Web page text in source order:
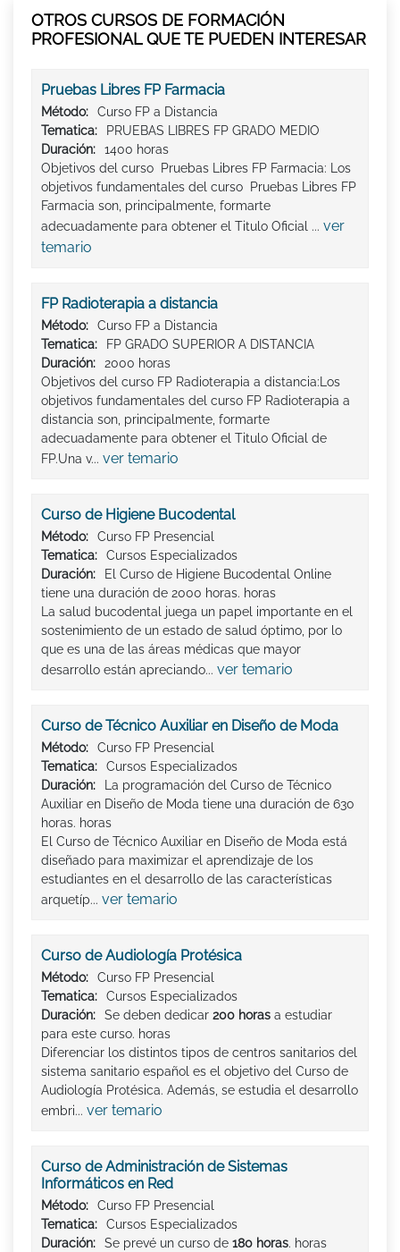
OTROS CURSOS DE FORMACIÓN
PROFESIONAL QUE TE PUEDEN INTERESAR
Pruebas Libres FP Farmacia
Método:
Curso FP a Distancia
Tematica:
PRUEBAS LIBRES FP GRADO MEDIO
Duración:
1400 horas
Objetivos del curso Pruebas Libres FP Farmacia: Los
objetivos fundamentales del curso Pruebas Libres FP
Farmacia son, principalmente, formarte
adecuadamente para obtener el Titulo Oficial ... ver
temario
FP Radioterapia a distancia
Método:
Curso FP a Distancia
Tematica:
FP GRADO SUPERIOR A DISTANCIA
Duración:
2000 horas
Objetivos del curso FP Radioterapia a distancia:Los
objetivos fundamentales del curso FP Radioterapia a
distancia son, principalmente, formarte
adecuadamente para obtener el Titulo Oficial de
FP.Una v... ver temario
Curso de Higiene Bucodental
Método:
Curso FP Presencial
Tematica:
Cursos Especializados
Duración:
El Curso de Higiene Bucodental Online
tiene una duración de 2000 horas. horas
La salud bucodental juega un papel importante en el
sostenimiento de un estado de salud óptimo, por lo
que es una de las áreas médicas que mayor
desarrollo están apreciando... ver temario
Curso de Técnico Auxiliar en Diseño de Moda
Método:
Curso FP Presencial
Tematica:
Cursos Especializados
Duración:
La programación del Curso de Técnico
Auxiliar en Diseño de Moda tiene una duración de 630
horas. horas
El Curso de Técnico Auxiliar en Diseño de Moda está
diseñado para maximizar el aprendizaje de los
estudiantes en el desarrollo de las características
arquetíp... ver temario
Curso de Audiología Protésica
Método:
Curso FP Presencial
Tematica:
Cursos Especializados
Duración:
Se deben dedicar 200 horas a estudiar
para este curso. horas
Diferenciar los distintos tipos de centros sanitarios del
sistema sanitario español es el objetivo del Curso de
Audiología Protésica. Además, se estudia el desarrollo
embri... ver temario
Curso de Administración de Sistemas
Informáticos en Red
Método:
Curso FP Presencial
Tematica:
Cursos Especializados
Duración:
Se prevé un curso de 180 horas. horas